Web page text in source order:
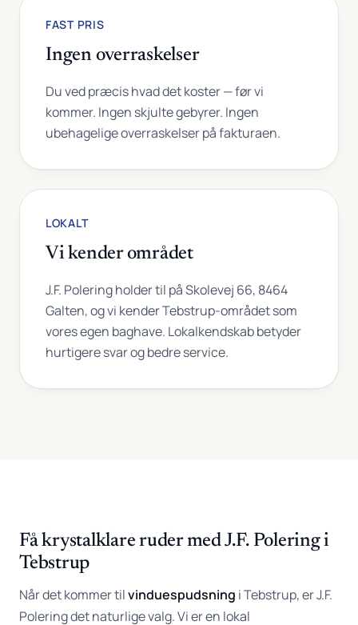
FAST PRIS
Ingen overraskelser
Du ved præcis hvad det koster — før vi
kommer. Ingen skjulte gebyrer. Ingen
ubehagelige overraskelser på fakturaen.
LOKALT
Vi kender området
J.F. Polering holder til på Skolevej 66, 8464
Galten, og vi kender Tebstrup-området som
vores egen baghave. Lokalkendskab betyder
hurtigere svar og bedre service.
Få krystalklare ruder med J.F. Polering i
Tebstrup
Når det kommer tilvinduespudsning i Tebstrup, er J.F.
Polering det naturlige valg. Vi er en lokal